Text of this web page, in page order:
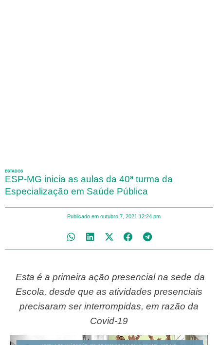
ESTADOS
ESP-MG inicia as aulas da 40ª turma da
Especialização em Saúde Pública
Publicado em outubro 7, 2021 12:24 pm
Esta é a primeira ação presencial na sede da
Escola, desde que as atividades presenciais
precisaram ser interrompidas, em razão da
Covid-19